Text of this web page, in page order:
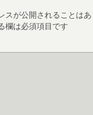
スが公開されることはあ
欄は必須項目です